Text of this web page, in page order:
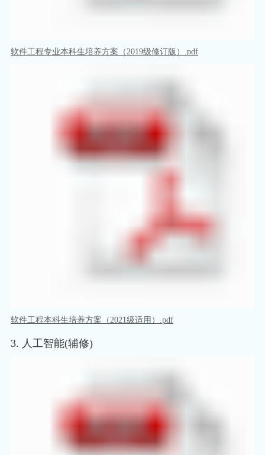
软件工程专业本科生培养方案（2019级修订版）.pdf
软件工程本科生培养方案（2021级适用）.pdf
3. 人工智能(辅修)